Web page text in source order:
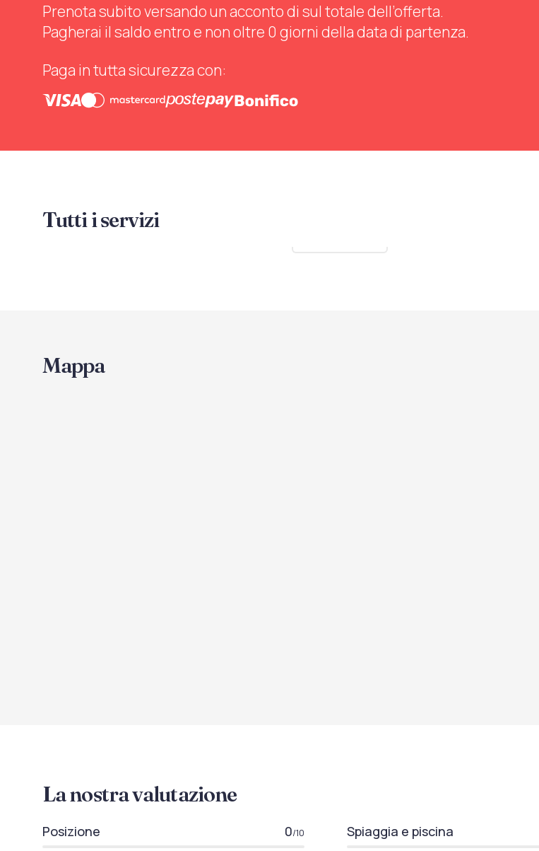
Prenota subito versando un acconto di sul totale dell’offerta.
Pagherai il saldo entro e non oltre 0 giorni della data di partenza.
Paga in tutta sicurezza con:
Tutti i servizi
Mappa
La nostra valutazione
Posizione 0/10 Spiaggia e piscina